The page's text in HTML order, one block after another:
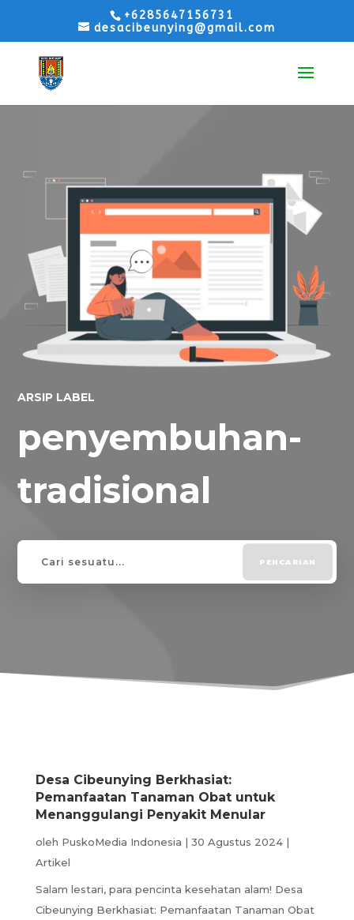
+6285647156731
desacibeunying@gmail.com
ARSIP LABEL
penyembuhan-
tradisional
Desa Cibeunying Berkhasiat:
Pemanfaatan Tanaman Obat untuk
Menanggulangi Penyakit Menular
oleh PuskoMedia Indonesia | 30 Agustus 2024|
Artikel
Salam lestari, para pencinta kesehatan alam! Desa
Cibeunying Berkhasiat: Pemanfaatan Tanaman Obat